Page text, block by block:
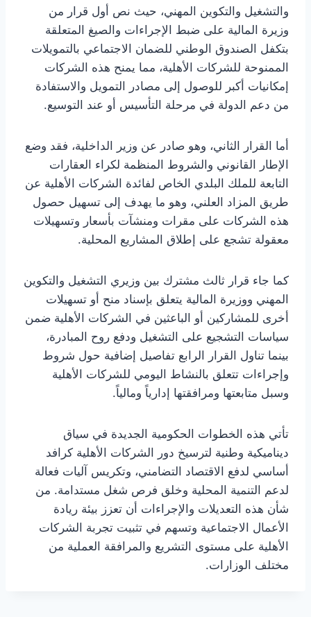
والتشغيل والتكوين المهني، حيث نص أول قرار من
وزيرة المالية على ضبط الإجراءات والصيغ المتعلقة
بتكفل الصندوق الوطني للضمان الاجتماعي بالتمويلات
الممنوحة للشركات الأهلية، مما يمنح هذه الشركات
إمكانيات أكبر للوصول إلى مصادر التمويل والاستفادة
من دعم الدولة في مرحلة التأسيس أو عند التوسيع.
أما القرار الثاني، وهو صادر عن وزير الداخلية، فقد وضع
الإطار القانوني والشروط المنظمة لكراء العقارات
التابعة للملك البلدي الخاص لفائدة الشركات الأهلية عن
طريق المزاد العلني، وهو ما يهدف إلى تسهيل حصول
هذه الشركات على مقرات ومنشآت بأسعار وتسهيلات
معقولة تشجع على إطلاق المشاريع المحلية.
كما جاء قرار ثالث مشترك بين وزيري التشغيل والتكوين
المهني ووزيرة المالية يتعلق بإسناد منح أو تسهيلات
أخرى للمشاركين أو الباعثين في الشركات الأهلية ضمن
سياسات التشجيع على التشغيل ودفع روح المبادرة،
بينما تناول القرار الرابع تفاصيل إضافية حول شروط
وإجراءات تتعلق بالنشاط اليومي للشركات الأهلية
وسبل متابعتها ومرافقتها إدارياً ومالياً.
تأتي هذه الخطوات الحكومية الجديدة في سياق
ديناميكية وطنية لترسيخ دور الشركات الأهلية كرافد
أساسي لدفع الاقتصاد التضامني، وتكريس آليات فعالة
لدعم التنمية المحلية وخلق فرص شغل مستدامة. من
شأن هذه التعديلات والإجراءات أن تعزز بيئة ريادة
الأعمال الاجتماعية وتسهم في تثبيت تجربة الشركات
الأهلية على مستوى التشريع والمرافقة العملية من
مختلف الوزارات.